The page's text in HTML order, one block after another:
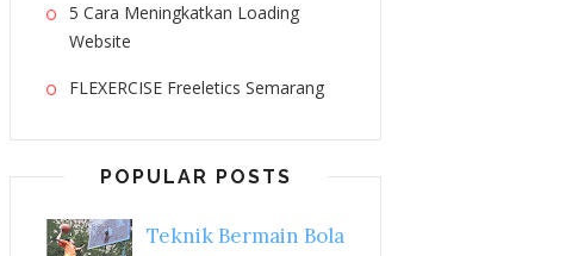
5 Cara Meningkatkan Loading
Website
FLEXERCISE Freeletics Semarang
POPULAR POSTS
Teknik Bermain Bola